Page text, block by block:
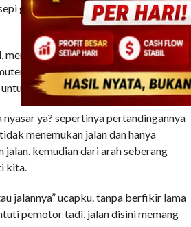
gini bikin takut aja” ucap mama yang
dan gelap karena tidak ada
di daerah sini, tidak ada sinyal dan
ditanyakan jalan.
ya? sepertinya pertandingannya
menemukan jalan dan hanya
kemudian dari arah seberang
kita.
jalannya” ucapku. tanpa berfikir lama
pemotor tadi, jalan disini memang